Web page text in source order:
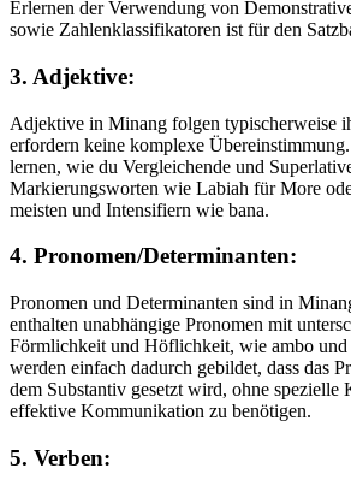
Erlernen der Verwendung von
sowie Zahlenklassifikatoren ist für den
3. Adjektive:
Adjektive in Minang folgen typischerweise
erfordern keine komplexe
lernen, wie du Vergleichende und
Markierungsworten wie Labiah für More
meisten und Intensifiern wie bana.
4. Pronomen/Determinanten:
Pronomen und Determinanten sind in
enthalten unabhängige Pronomen mit
Förmlichkeit und Höflichkeit, wie ambo und
werden einfach dadurch gebildet, dass das
dem Substantiv gesetzt wird, ohne spezielle
effektive Kommunikation zu benötigen.
5. Verben: